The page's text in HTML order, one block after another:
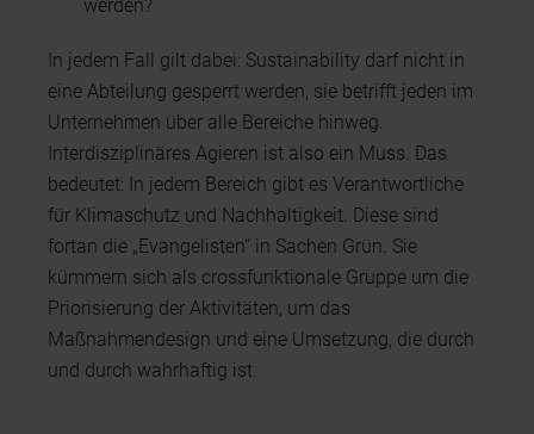
werden?
In jedem Fall gilt dabei: Sustainability darf nicht in
eine Abteilung gesperrt werden, sie betrifft jeden im
Unternehmen über alle Bereiche hinweg.
Interdisziplinäres Agieren ist also ein Muss. Das
bedeutet: In jedem Bereich gibt es Verantwortliche
für Klimaschutz und Nachhaltigkeit. Diese sind
fortan die „Evangelisten“ in Sachen Grün. Sie
kümmern sich als crossfunktionale Gruppe um die
Priorisierung der Aktivitäten, um das
Maßnahmendesign und eine Umsetzung, die durch
und durch wahrhaftig ist.